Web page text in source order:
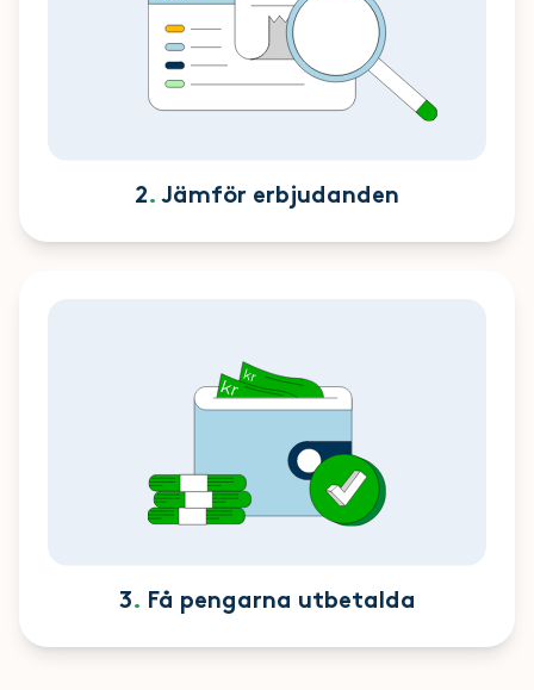
2. Jämför erbjudanden
3. Få pengarna utbetalda